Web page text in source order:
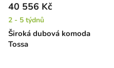
Široká dubová komoda
Tossa
40 556 Kč
2 - 5 týdnů